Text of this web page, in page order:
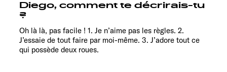
Diego, comment te décrirais-tu
?
Oh là là, pas facile ! 1. Je n’aime pas les règles. 2.
J’essaie de tout faire par moi-même. 3. J’adore tout ce
qui possède deux roues.